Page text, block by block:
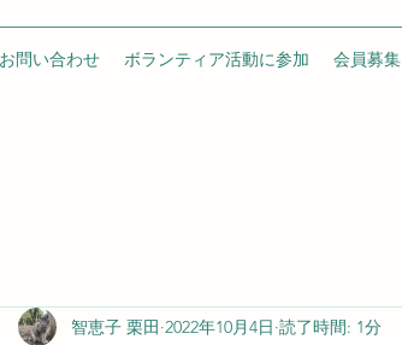
お問い合わせ ボランティア活動に参加 会員募集
智恵子 栗田 2022年10月4日 読了時間: 1分